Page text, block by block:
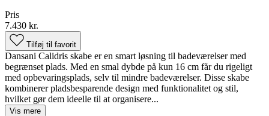
Pris
7.430 kr.
Tilføj til favorit
Dansani Calidris skabe er en smart løsning til badeværelser med
begrænset plads. Med en smal dybde på kun 16 cm får du rigeligt
med opbevaringsplads, selv til mindre badeværelser. Disse skabe
kombinerer pladsbesparende design med funktionalitet og stil,
hvilket gør dem ideelle til at organisere...
Vis mere